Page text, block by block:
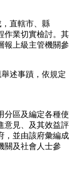
直轄市、縣
作業切實檢討。其
報上級主管機關參
述事蹟，依規定
分區及編定各種使
意見、及其效益評
，並由該府彙編成
關及社會人士參